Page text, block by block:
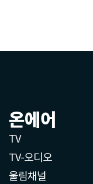
온에어
TV
TV-오디오
울림채널